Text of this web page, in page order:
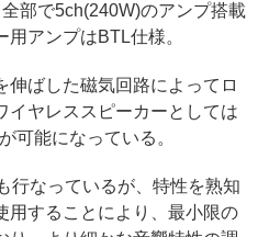
部で5ch(240W)のアンプ搭載
アンプはBTL仕様。
伸ばした磁気回路によってロ
イヤレススピーカーとしては
可能になっている。
行なっているが、特性を熟知
用することにより、最小限の